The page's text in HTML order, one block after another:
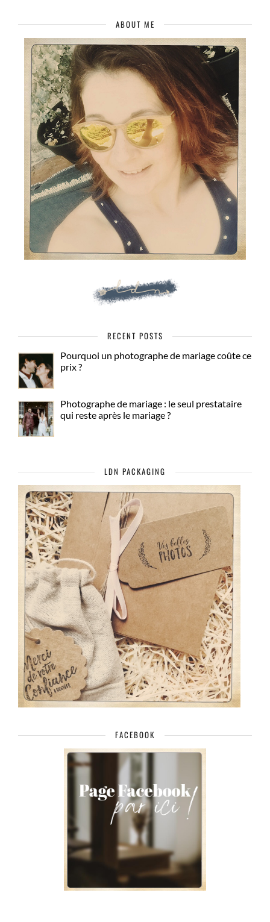
ABOUT ME
RECENT POSTS
Pourquoi un photographe de mariage coûte ce
prix ?
Photographe de mariage : le seul prestataire
qui reste après le mariage ?
LDN PACKAGING
FACEBOOK